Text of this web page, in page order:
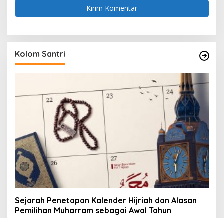
Kolom Santri
Sejarah Penetapan Kalender Hijriah dan Alasan
Pemilihan Muharram sebagai Awal Tahun